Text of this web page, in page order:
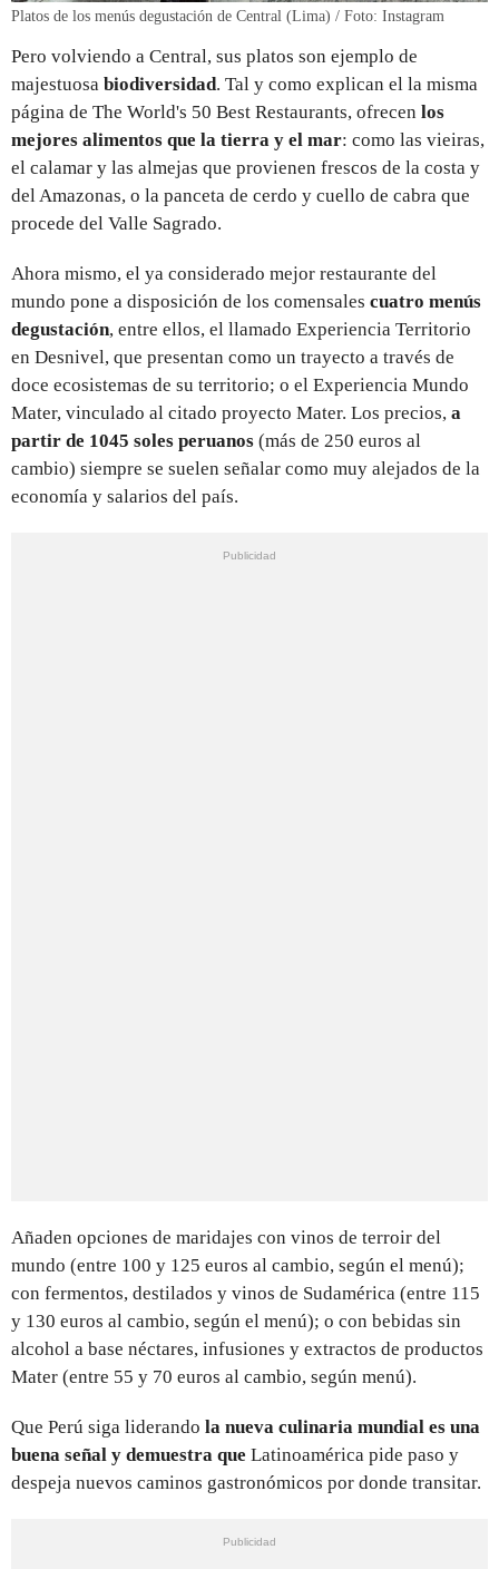
Platos de los menús degustación de Central (Lima) / Foto: Instagram
Pero volviendo a Central, sus platos son ejemplo de
majestuosa biodiversidad. Tal y como explican el la misma
página de The World's 50 Best Restaurants, ofrecen los
mejores alimentos que la tierra y el mar: como las vieiras,
el calamar y las almejas que provienen frescos de la costa y
del Amazonas, o la panceta de cerdo y cuello de cabra que
procede del Valle Sagrado.
Ahora mismo, el ya considerado mejor restaurante del
mundo pone a disposición de los comensales cuatro menús
degustación, entre ellos, el llamado Experiencia Territorio
en Desnivel, que presentan como un trayecto a través de
doce ecosistemas de su territorio; o el Experiencia Mundo
Mater, vinculado al citado proyecto Mater. Los precios, a
partir de 1045 soles peruanos (más de 250 euros al
cambio) siempre se suelen señalar como muy alejados de la
economía y salarios del país.
Añaden opciones de maridajes con vinos de terroir del
mundo (entre 100 y 125 euros al cambio, según el menú);
con fermentos, destilados y vinos de Sudamérica (entre 115
y 130 euros al cambio, según el menú); o con bebidas sin
alcohol a base néctares, infusiones y extractos de productos
Mater (entre 55 y 70 euros al cambio, según menú).
Que Perú siga liderando la nueva culinaria mundial es una
buena señal y demuestra que Latinoamérica pide paso y
despeja nuevos caminos gastronómicos por donde transitar.